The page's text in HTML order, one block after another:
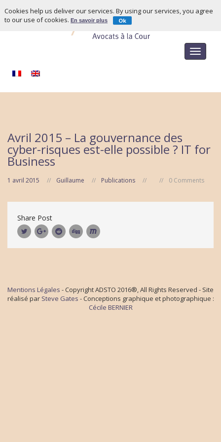
Toggle
Avril 2015 – La gouvernance des
cyber-risques est-elle possible ? IT for
Business
1 avril 2015 Guillaume Publications 0 Comments
Share Post
Mentions Légales - Copyright ADSTO 2016®, All Rights Reserved - Site
réalisé par Steve Gates - Conceptions graphique et photographique :
Cécile BERNIER
Cookies help us deliver our services. By using our services, you agree
to our use of cookies.En savoir plus Ok